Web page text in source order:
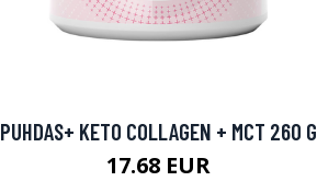
PUHDAS+ KETO COLLAGEN + MCT 260 G
17.68 EUR